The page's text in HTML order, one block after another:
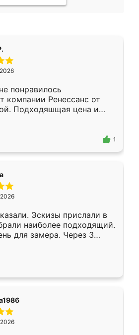
понравилось
компании Ренессанс от
Подходяшщая цена и
изготовления. Приехавший
Владислав
эскизу самый
1
Эскизы прислали в
наиболее подходящий.
для замера. Через 3
уже готова. Остались
Спасибо Ренессанс
работу!